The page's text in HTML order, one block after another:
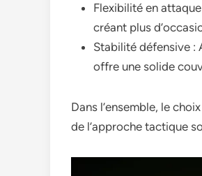
Flexibilité en
créant plus
Stabilité défensive :
offre une solide
Dans l’ensemble, le
de l’approche tactique